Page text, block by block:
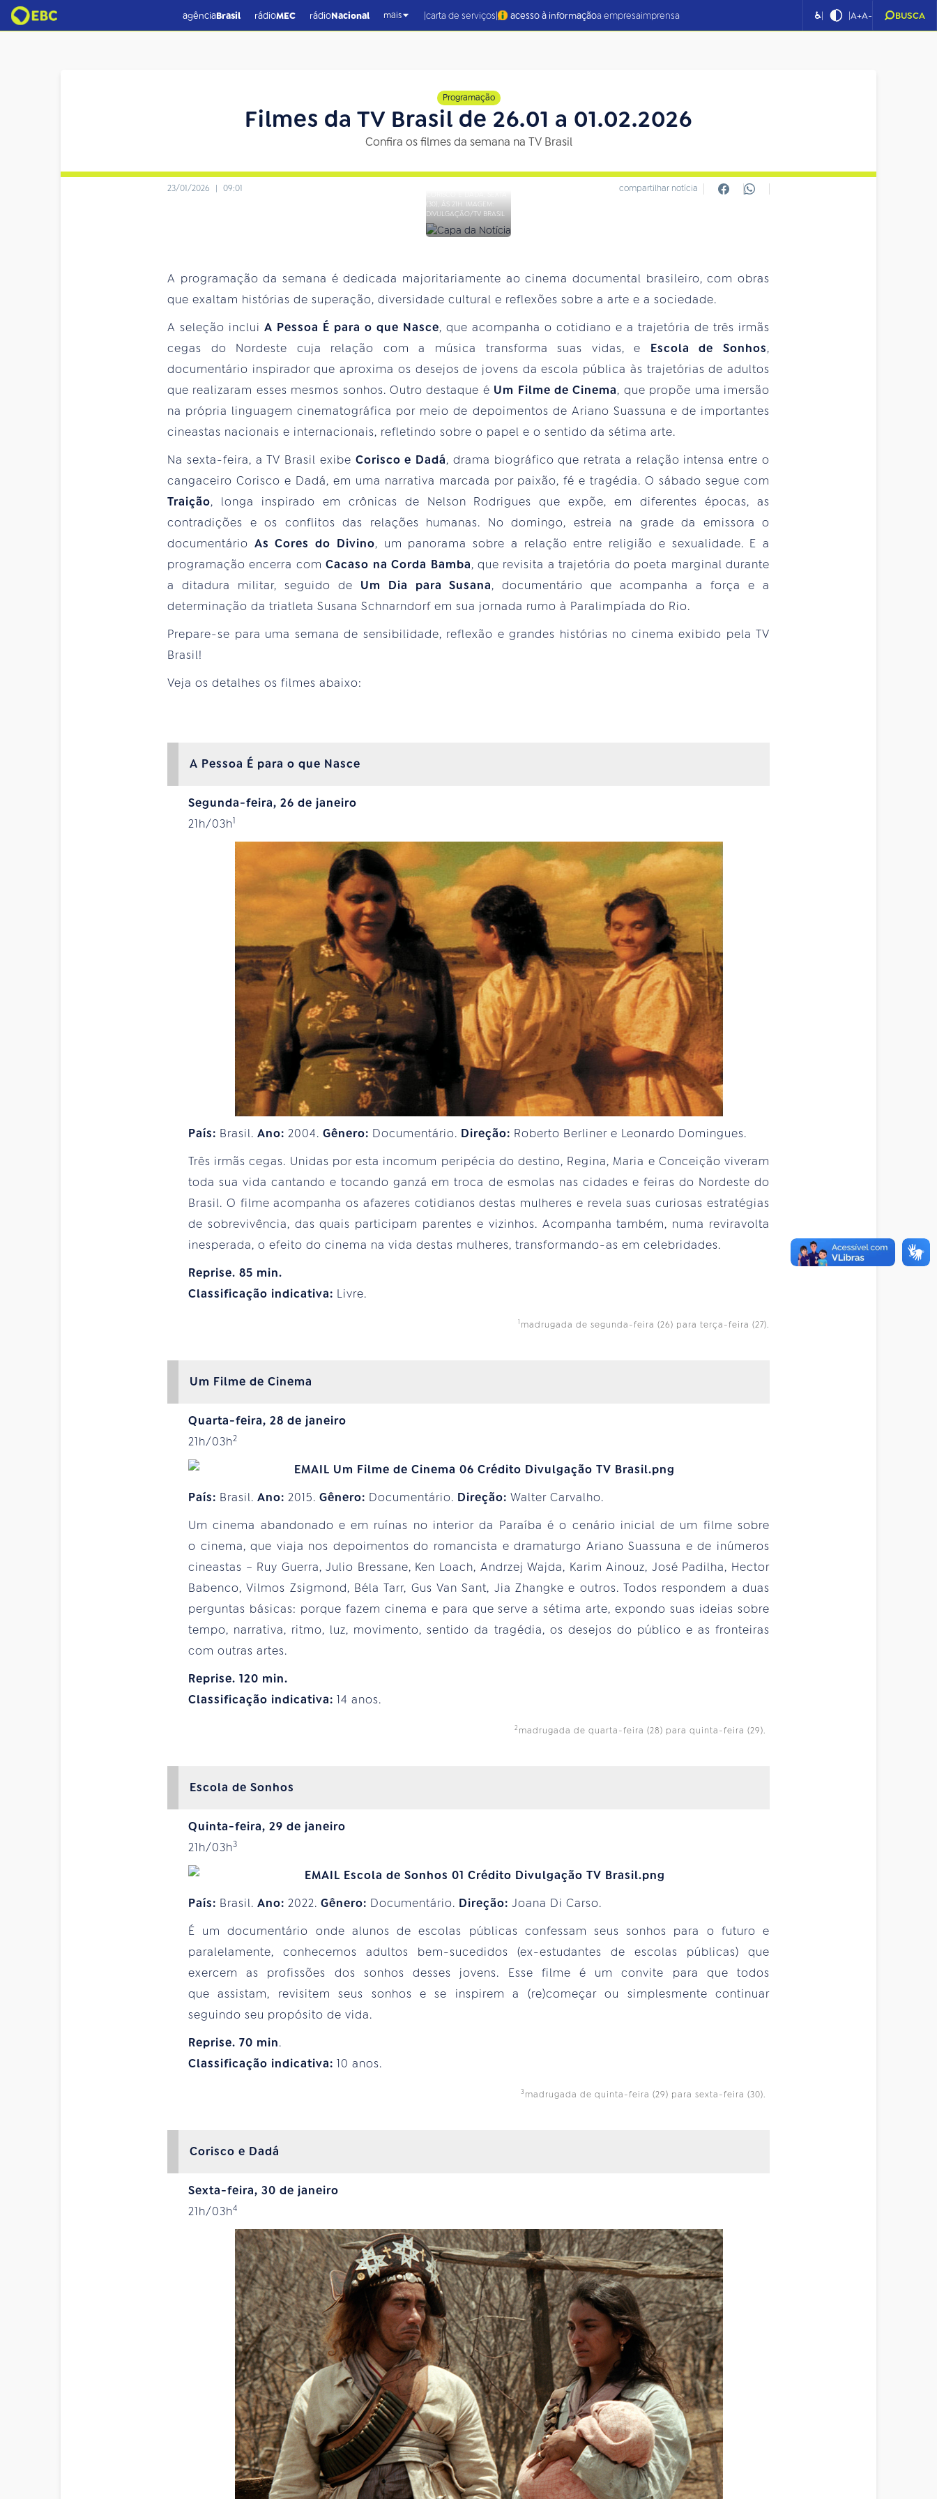
agênciaBrasil rádioMEC rádioNacional mais |carta de serviços| acesso à informaçãoa empresaimprensa ♿| |A+A- BUSCA
Programação
Filmes da TV Brasil de 26.01 a 01.02.2026
Confira os filmes da semana na TV Brasil
23/01/2026 | 09:01 compartilhar notícia
(30), ÀS 21H. IMAGEM:
DIVULGAÇÃO/TV BRASIL
A programação da semana é dedicada majoritariamente ao cinema documental brasileiro, com obras
que exaltam histórias de superação, diversidade cultural e reflexões sobre a arte e a sociedade.
A seleção inclui A Pessoa É para o que Nasce, que acompanha o cotidiano e a trajetória de três irmãs
cegas do Nordeste cuja relação com a música transforma suas vidas, e Escola de Sonhos,
documentário inspirador que aproxima os desejos de jovens da escola pública às trajetórias de adultos
que realizaram esses mesmos sonhos. Outro destaque é Um Filme de Cinema, que propõe uma imersão
na própria linguagem cinematográfica por meio de depoimentos de Ariano Suassuna e de importantes
cineastas nacionais e internacionais, refletindo sobre o papel e o sentido da sétima arte.
Na sexta-feira, a TV Brasil exibe Corisco e Dadá, drama biográfico que retrata a relação intensa entre o
cangaceiro Corisco e Dadá, em uma narrativa marcada por paixão, fé e tragédia. O sábado segue com
Traição, longa inspirado em crônicas de Nelson Rodrigues que expõe, em diferentes épocas, as
contradições e os conflitos das relações humanas. No domingo, estreia na grade da emissora o
documentário As Cores do Divino, um panorama sobre a relação entre religião e sexualidade. E a
programação encerra comCacaso na Corda Bamba, que revisita a trajetória do poeta marginal durante
a ditadura militar, seguido de Um Dia para Susana, documentário que acompanha a força e a
determinação da triatleta Susana Schnarndorf em sua jornada rumo à Paralimpíada do Rio.
Prepare-se para uma semana de sensibilidade, reflexão e grandes histórias no cinema exibido pela TV
Brasil!
Veja os detalhes os filmes abaixo:
A Pessoa É para o que Nasce
Segunda-feira, 26 de janeiro
21h/03h1
País: Brasil. Ano: 2004. Gênero: Documentário. Direção: Roberto Berliner e Leonardo Domingues.
Três irmãs cegas. Unidas por esta incomum peripécia do destino, Regina, Maria e Conceição viveram
toda sua vida cantando e tocando ganzá em troca de esmolas nas cidades e feiras do Nordeste do
Brasil. O filme acompanha os afazeres cotidianos destas mulheres e revela suas curiosas estratégias
de sobrevivência, das quais participam parentes e vizinhos. Acompanha também, numa reviravolta
inesperada, o efeito do cinema na vida destas mulheres, transformando-as em celebridades.
Reprise. 85 min.
Classificação indicativa: Livre.
1 madrugada de segunda-feira (26) para terça-feira (27).
Um Filme de Cinema
Quarta-feira, 28 de janeiro
21h/03h2
País: Brasil. Ano: 2015. Gênero: Documentário. Direção: Walter Carvalho.
Um cinema abandonado e em ruínas no interior da Paraíba é o cenário inicial de um filme sobre
o cinema, que viaja nos depoimentos do romancista e dramaturgo Ariano Suassuna e de inúmeros
cineastas – Ruy Guerra, Julio Bressane, Ken Loach, Andrzej Wajda, Karim Ainouz, José Padilha, Hector
Babenco, Vilmos Zsigmond, Béla Tarr, Gus Van Sant, Jia Zhangke e outros. Todos respondem a duas
perguntas básicas: porque fazem cinema e para que serve a sétima arte, expondo suas ideias sobre
tempo, narrativa, ritmo, luz, movimento, sentido da tragédia, os desejos do público e as fronteiras
com outras artes.
Reprise. 120 min.
Classificação indicativa: 14 anos.
2 madrugada de quarta-feira (28) para quinta-feira (29).
Escola de Sonhos
Quinta-feira, 29 de janeiro
21h/03h3
País: Brasil. Ano: 2022. Gênero: Documentário. Direção: Joana Di Carso.
É um documentário onde alunos de escolas públicas confessam seus sonhos para o futuro e
paralelamente, conhecemos adultos bem-sucedidos (ex-estudantes de escolas públicas) que
exercem as profissões dos sonhos desses jovens. Esse filme é um convite para que todos
que assistam, revisitem seus sonhos e se inspirem a (re)começar ou simplesmente continuar
seguindo seu propósito de vida.
Reprise. 70 min.
Classificação indicativa: 10 anos.
3 madrugada de quinta-feira (29) para sexta-feira (30).
Corisco e Dadá
Sexta-feira, 30 de janeiro
21h/03h4